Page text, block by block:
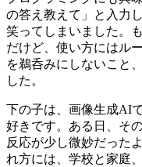
の答え教えて」と入力
笑ってしまいました。
だけど、使い方にはル
を鵜呑みにしないこと
した。
下の子は、画像生成AI
好きです。ある日、そ
反応が少し微妙だった
れ方には、学校と家庭